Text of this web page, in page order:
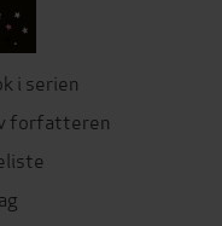
i serien
forfatteren